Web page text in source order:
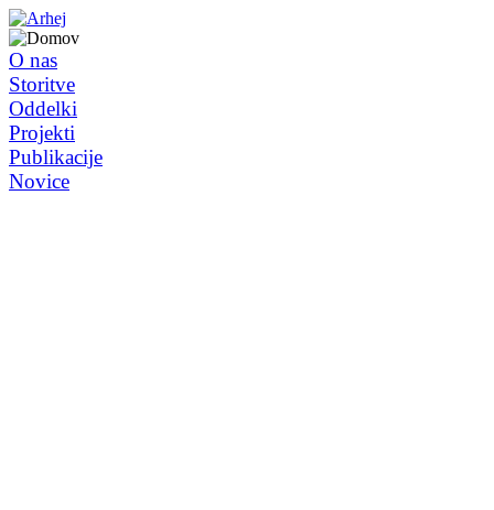
O nas
Storitve
Oddelki
Projekti
Publikacije
Novice